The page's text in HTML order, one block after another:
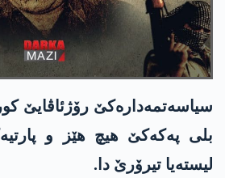
سیاسەتمەدارەکێ رۆژئاڤایێ
بلی پەکەکێ هیچ ھێز و
لیستەیا تیرۆرێ دا.